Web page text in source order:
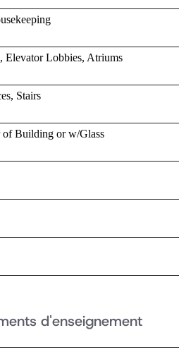
Elevator Lobbies, Atriums
Stairs
of Building or w/Glass
d'enseignement